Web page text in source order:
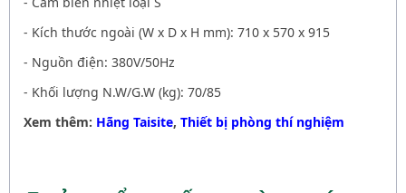
- Kích thước ngoài (W x D x H mm): 710 x 570 x 915
- Nguồn điện: 380V/50Hz
- Khối lượng N.W/G.W (kg): 70/85
Xem thêm: Hãng Taisite, Thiết bị phòng thí nghiệm